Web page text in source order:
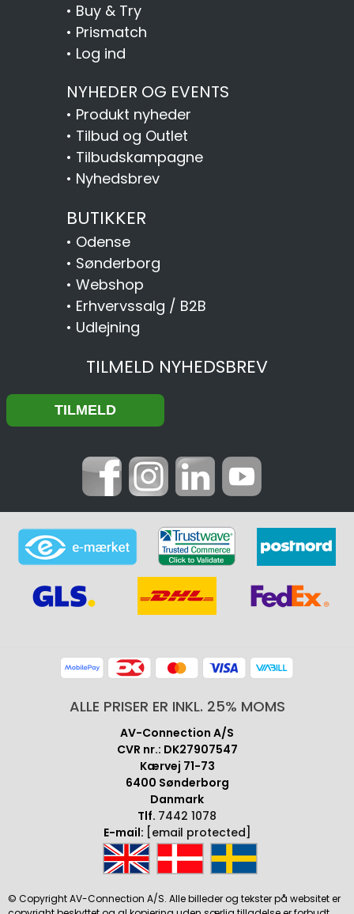
• Buy & Try
• Prismatch
• Log ind
NYHEDER OG EVENTS
• Produkt nyheder
• Tilbud og Outlet
• Tilbudskampagne
• Nyhedsbrev
BUTIKKER
• Odense
• Sønderborg
• Webshop
• Erhvervssalg / B2B
• Udlejning
TILMELD NYHEDSBREV
ALLE PRISER ER INKL. 25% MOMS
AV-Connection A/S
CVR nr.: DK27907547
Kærvej 71-73
6400 Sønderborg
Danmark
Tlf. 7442 1078
E-mail: [email protected]
© Copyright AV-Connection A/S. Alle billeder og tekster på websitet er